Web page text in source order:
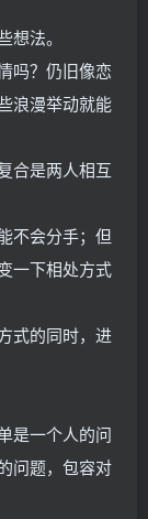
法。
吗？仍旧像恋
浪漫举动就能
合是两人相互
不会分手；但
一下相处方式
式的同时，进
是一个人的问
问题，包容对